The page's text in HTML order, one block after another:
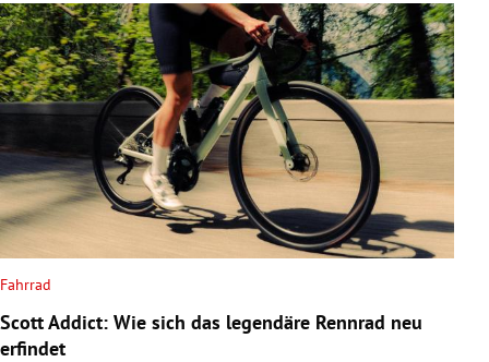
Fahrrad
Scott Addict: Wie sich das legendäre Rennrad neu
erfindet